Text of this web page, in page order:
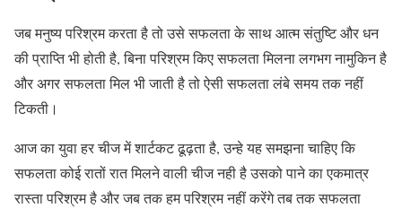
जब मनुष्य परिश्रम करता है तो उसे सफलता के साथ आत्म संतुष्टि और धन
की प्राप्ति भी होती है, बिना परिश्रम किए सफलता मिलना लगभग नामुकिन है
और अगर सफलता मिल भी जाती है तो ऐसी सफलता लंबे समय तक नहीं
टिकती।
आज का युवा हर चीज में शार्टकट ढूढ़ता है, उन्हे यह समझना चाहिए कि
सफलता कोई रातों रात मिलने वाली चीज नही है उसको पाने का एकमात्र
रास्ता परिश्रम है और जब तक हम परिश्रम नहीं करेंगे तब तक सफलता